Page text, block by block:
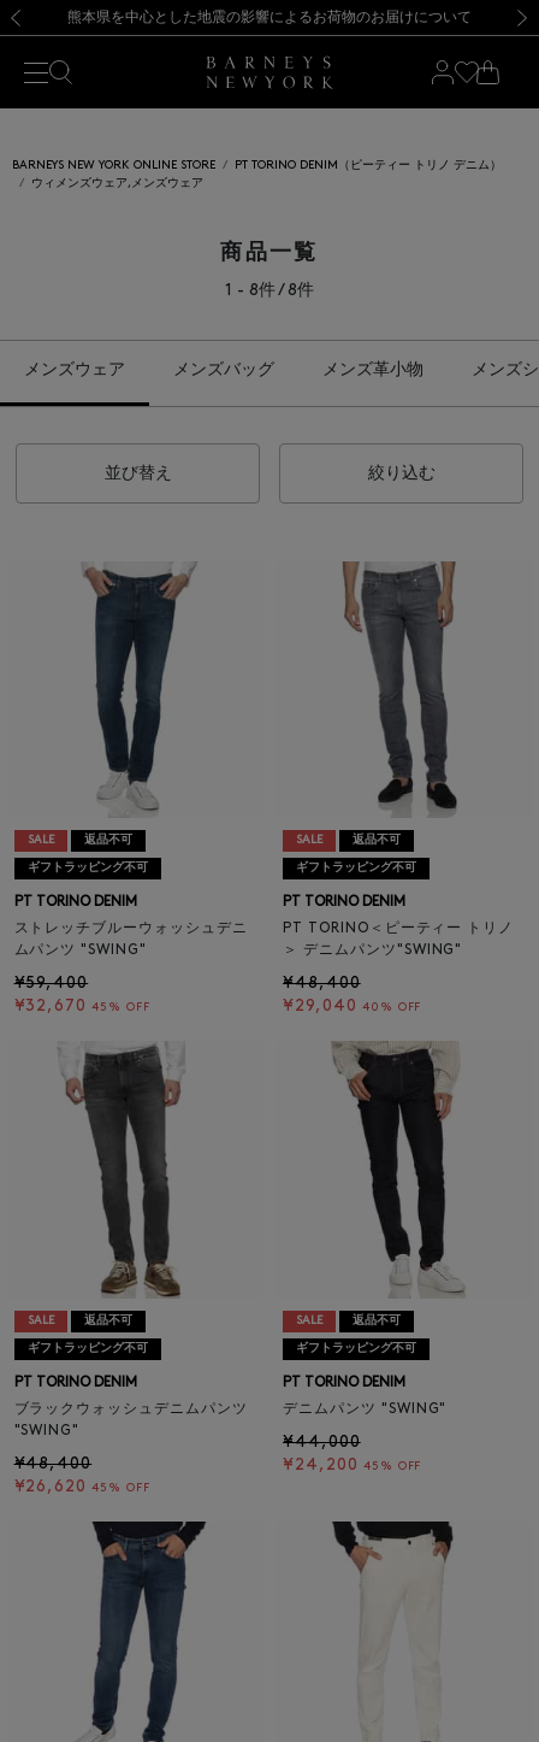
新規登録のお客様も対象！＜MY BARNEYS＞会員のお客様は11,000円（税込）以上のお買上げで常時送料無料！お買い物の際は会員登録を！
【夏季休業に伴う返品・交換承り一時停止のお知らせ】（2026.8.5）
熊本県を中心とした地震の影響によるお荷物のお届けについて
【開催中】SUMMER SALEのご案内・ご注意事項 新規登録のお客様も対象！＜MY BARNEYS＞会員のお客様は11,000円（税込）以上のお買上げで常時送料無料！お買い物の際は会員登録を！
【夏季休業に伴う返品・交換承り一時停止のお知らせ】（2026.8.5）
BARNEYS NEW YORK ONLINE STORE
PT TORINO DENIM（ピーティー トリノ デニム）
ウィメンズウェア,メンズウェア
商品一覧
1 - 8件 / 8件
メンズウェア メンズバッグ メンズ革小物 メンズ
並び替え 絞り込む
SALE 返品不可
ギフトラッピング不可
PT TORINO DENIM
ストレッチブルーウォッシュデニ
ムパンツ "SWING"
¥59,400
¥32,670 45% OFF
SALE 返品不可
ギフトラッピング不可
PT TORINO DENIM
PT TORINO＜ピーティー トリノ
＞ デニムパンツ"SWING"
¥48,400
¥29,040 40% OFF
SALE 返品不可
ギフトラッピング不可
PT TORINO DENIM
ブラックウォッシュデニムパンツ
"SWING"
¥48,400
¥26,620 45% OFF
SALE 返品不可
ギフトラッピング不可
PT TORINO DENIM
デニムパンツ "SWING"
¥44,000
¥24,200 45% OFF